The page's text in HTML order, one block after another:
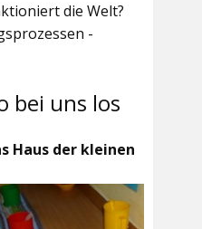
die Welt?
-
bei uns los
Haus der kleinen